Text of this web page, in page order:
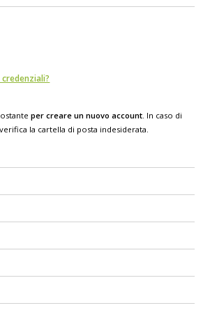
per creare un nuovo account. In caso di
la cartella di posta indesiderata.